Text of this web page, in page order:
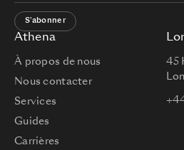
Athena
À propos de nous
Nous contacter
Services
Guides
Carrières
45
S'abonner